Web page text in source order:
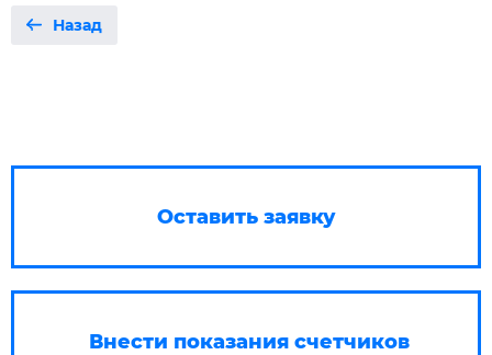
Назад
Оставить заявку
Внести показания счетчиков